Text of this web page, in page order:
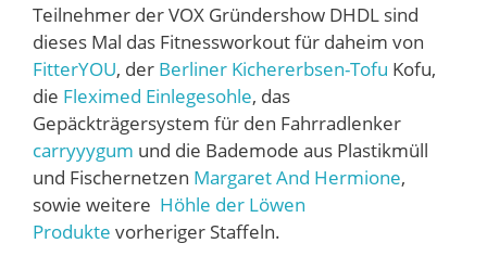
Teilnehmer der VOX Gründershow DHDL sind
dieses Mal das Fitnessworkout für daheim von
FitterYOU, der Berliner Kichererbsen-Tofu Kofu,
die Fleximed Einlegesohle, das
Gepäckträgersystem für den Fahrradlenker
carryyygum und die Bademode aus Plastikmüll
und Fischernetzen Margaret And Hermione,
sowie weitere Höhle der Löwen
Produkte vorheriger Staffeln.